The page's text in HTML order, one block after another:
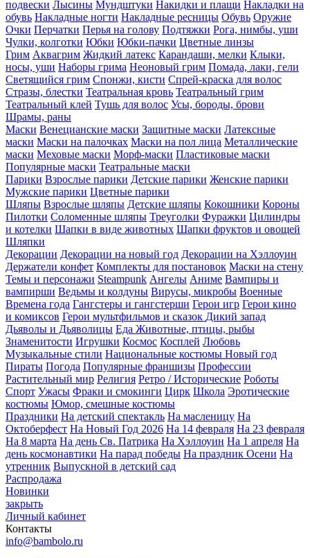
подвески Лысины Мундштуки Накидки и плащи Накладки на
обувь Накладные ногти Накладные ресницы Обувь Оружие
Очки Перчатки Перья на голову Подтяжки Рога, нимбы, уши
Чулки, колготки Юбки Юбки-пачки Цветные линзы
Грим Аквагрим Жидкий латекс Карандаши, мелки Клыки,
носы, уши Наборы грима Неоновый грим Помада, лаки, гели
Светящийся грим Спонжи, кисти Спрей-краска для волос
Стразы, блестки Театральная кровь Театральный грим
Театральный клей Тушь для волос Усы, бороды, брови
Шрамы, раны
Маски Венецианские маски Защитные маски Латексные
маски Маски на палочках Маски на пол лица Металлические
маски Меховые маски Морф-маски Пластиковые маски
Популярные маски Театральные маски
Парики Взрослые парики Детские парики Женские парики
Мужские парики Цветные парики
Шляпы Взрослые шляпы Детские шляпы Кокошники Короны
Пилотки Соломенные шляпы Треуголки Фуражки Цилиндры
и котелки Шапки в виде животных Шапки фруктов и овощей
Шляпки
Декорации Декорации на новый год Декорации на Хэллоуин
Держатели конфет Комплекты для постановок Маски на стену
Темы и персонажи Steampunk Ангелы Аниме Вампиры и
вампирши Ведьмы и колдуны Вирусы, микробы Военные
Времена года Гангстеры и гангстерши Герои игр Герои кино
и комиксов Герои мультфильмов и сказок Дикий запад
Дьяволы и Дьяволицы Еда Животные, птицы, рыбы
Знаменитости Игрушки Космос Косплей Любовь
Музыкальные стили Национальные костюмы Новый год
Пираты Погода Популярные франшизы Профессии
Растительный мир Религия Ретро / Исторические Роботы
Спорт Ужасы Фраки и смокинги Цирк Школа Эротические
костюмы Юмор, смешные костюмы
Праздники На детский спектакль На масленицу На
Октоберфест На Новый Год 2026 На 14 февраля На 23 февраля
На 8 марта На день Св. Патрика На Хэллоуин На 1 апреля На
день космонавтики На парад победы На праздник Осени На
утренник Выпускной в детский сад
Распродажа
Новинки
закрыть
Личный кабинет
Контакты
info@bambolo.ru